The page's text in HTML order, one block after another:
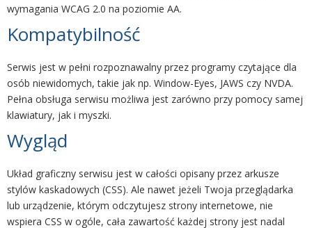
wymagania WCAG 2.0 na poziomie AA.
Kompatybilność
Serwis jest w pełni rozpoznawalny przez programy czytające dla
osób niewidomych, takie jak np. Window-Eyes, JAWS czy NVDA.
Pełna obsługa serwisu możliwa jest zarówno przy pomocy samej
klawiatury, jak i myszki.
Wygląd
Układ graficzny serwisu jest w całości opisany przez arkusze
stylów kaskadowych (CSS). Ale nawet jeżeli Twoja przeglądarka
lub urządzenie, którym odczytujesz strony internetowe, nie
wspiera CSS w ogóle, cała zawartość każdej strony jest nadal